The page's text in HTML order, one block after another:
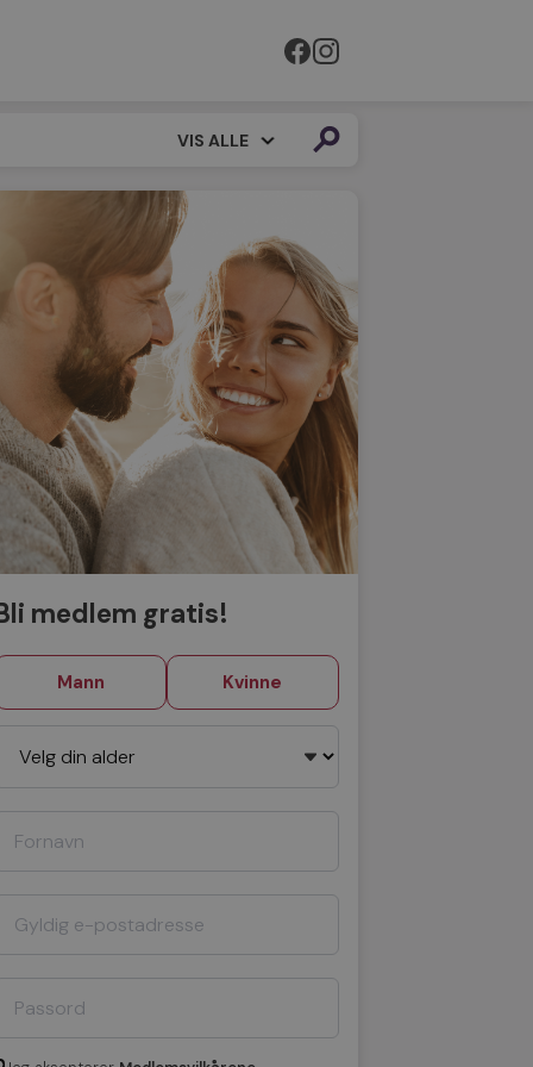
VIS ALLE
medlem gratis!
Mann Kvinne